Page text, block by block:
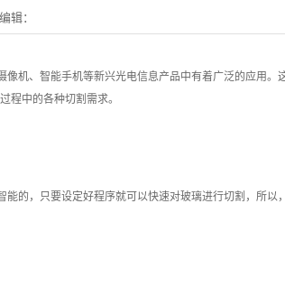
辑：
像机、智能手机等新兴光电信息产品中有着广泛的应用
程中的各种切割需求。
能的，只要设定好程序就可以快速对玻璃进行切割，所